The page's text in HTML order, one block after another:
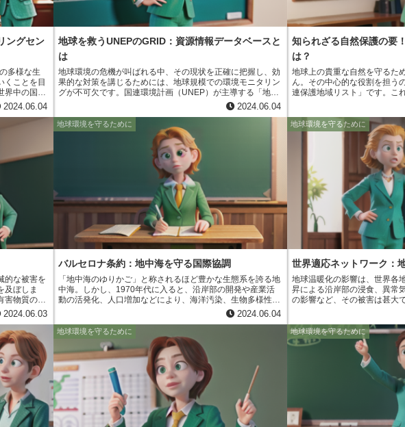
ングセン
多様な生
くことを目
界中の国々
取り組んで
るために
スのケン
、世界中
結果を条約
定や保全
惧種の評
状況の評
2024.06.04
地球を救うUNEPのGRID：資源情報データベースと
は
地球環境の危機が叫ばれる中、その現状を正確に把握し、効
果的な対策を講じるためには、地球規模での環境モニタリン
グが不可欠です。国連環境計画（UNEP）が主導する「地球
環境モニタリングシステム（GEMS）」は、まさにその役割
を担っています。GEMSは、世界中の大気、水、土壌、生物
多様性など、様々な環境指標を長期間にわたって観測し、そ
のデータを収集・分析するシステムです。 しかし、膨大な量
の環境データを集めただけでは、地球環境問題の解決には繋
がりません。そこで重要な役割を担うのが、UNEPの「地球
資源情報データベース（GRID）」です。GRIDは、GEMSな
どを通じて収集された環境データを、地理情報システム
（GIS）を用いて地図上に可視化する役割を担っています。
GRIDによって可視化された環境情報は、環境問題の原因や
影響を視覚的に理解することを可能にします。例えば、森林
伐採の状況と気候変動の関係、海洋汚染の広がりと生態系へ
の影響などを、地図上で分かりやすく示すことができます。
GEMSが環境問題の「現状把握」を担うとすれば、GRIDは
それを「分析・理解」し、「解決策」を見出すためのツール
と言えるでしょう。両者は密接に連携し、地球環境の保全に
大きく貢献しています。
2024.06.04
知られざる自然保護の要
は？
地球上の貴重な自然を守るた
ん。その中心的な役割を担う
連保護地域リスト」です。こ
の国際的な自然保護条約に
とで、その地域は国際的な注
動が期待できます。また、登
アする必要があり、生物多様
あるというお墨付きを得られます。 世界には、アマ
帯雨林や、アフリカのセレン
のない自然環境が残されてい
これらの貴重な財産を未来へ
ると言えるでしょう。
的な被害を
及ぼしま
害物質の漏
ど、その爪
境破壊は、
健康や生
2024.06.03
地球環境を守るために
バルセロナ条約：地中海を守る国際協調
「地中海のゆりかご」と称されるほど豊かな生態系を誇る地
中海。しかし、1970年代に入ると、沿岸部の開発や産業活
動の活発化、人口増加などにより、海洋汚染、生物多様性の
減少、漁業資源の枯渇といった深刻な環境問題が顕在化しま
拡散しにくく、生態系への影響が深刻化しやすいという特徴
があります。このため、地中海沿岸国は危機感を共有し、
1975年、国連環境計画（UNEP）の地域海洋計画の枠組みの
もと、地中海を守るための条約交渉を開始しました。 こうし
て、翌1976年、スペインのバルセロナにて「地中海汚染防
止条約」、通称「バルセロナ条約」が採択されたのです。こ
れは、地中海沿岸国の環境保全への強い意志を示す、歴史的
な一歩となりました。
2024.06.04
地球環境を守るために
世界適応ネットワーク：
地球温暖化の影響は、世界各
昇による沿岸部の浸食、異常
の影響など、その被害は甚大
来の話ではなく、私たち人
全に、そして持続可能な形で
温室効果ガスの排出削減に積
時に、すでに避けられない気
応する「適応策」を進めてい
ットワークは、まさにこの「
会全体で連携していくため
地球環境を守るために 地球環境を守るために